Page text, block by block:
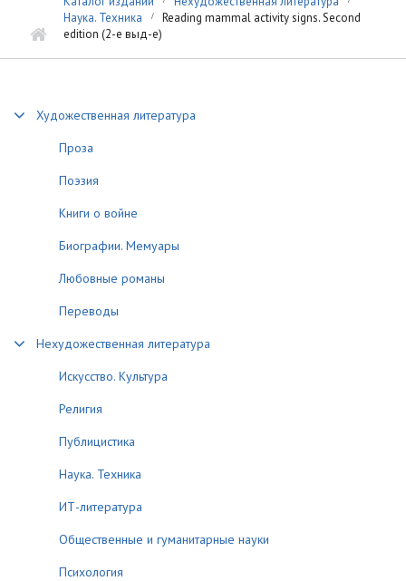
Наука. Техника
Reading mammal activity signs. Second
edition (2-е выд-е)
Художественная литература
Проза
Поэзия
Книги о войне
Биографии. Мемуары
Любовные романы
Переводы
Нехудожественная литература
Искусство. Культура
Религия
Публицистика
Наука. Техника
ИТ-литература
Общественные и гуманитарные науки
Психология